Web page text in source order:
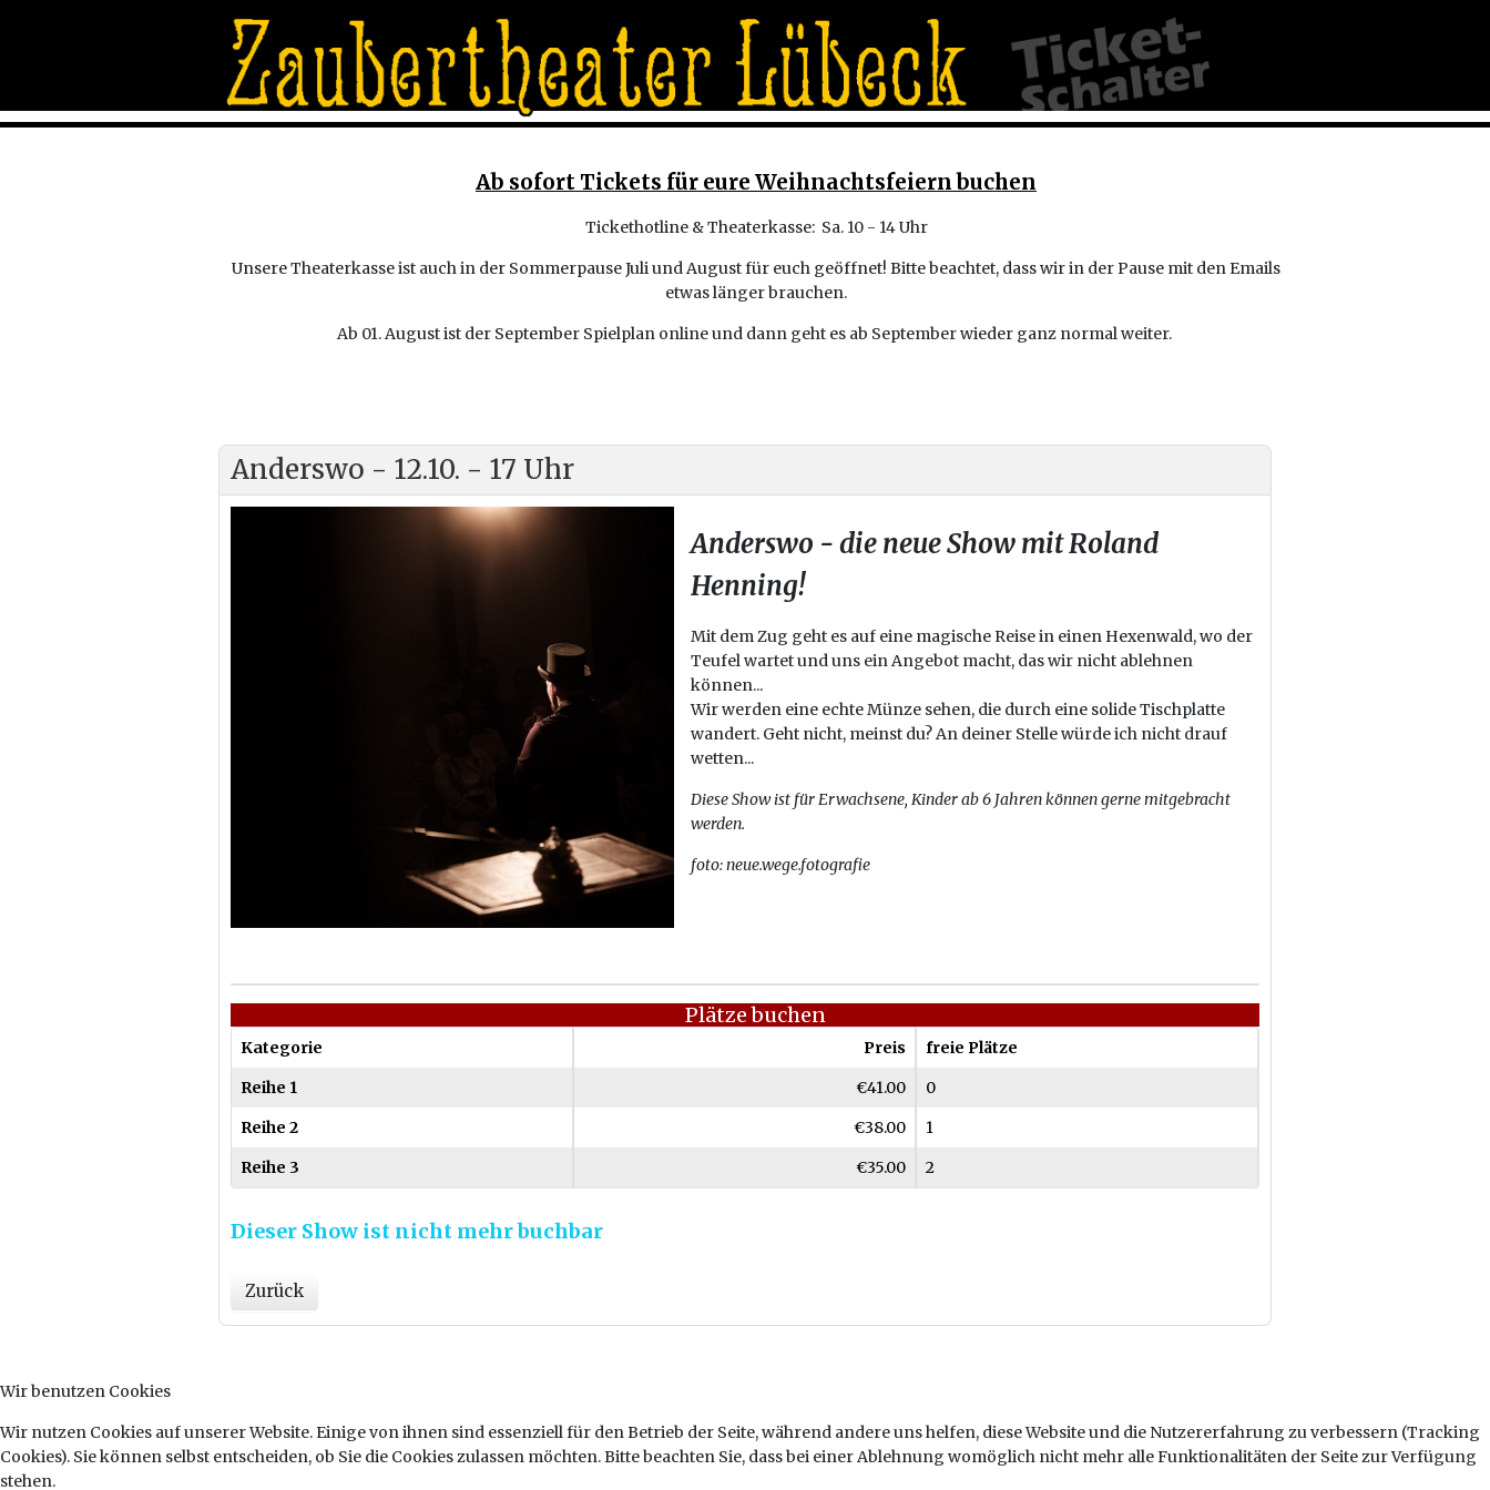
Ab sofort Tickets für eure Weihnachtsfeiern buchen
Tickethotline & Theaterkasse: Sa. 10 - 14 Uhr
Unsere Theaterkasse ist auch in der Sommerpause Juli und August für euch geöffnet! Bitte beachtet, dass wir in der Pause mit den Emails
etwas länger brauchen.
Ab 01. August ist der September Spielplan online und dann geht es ab September wieder ganz normal weiter.
Anderswo - 12.10. - 17 Uhr
Anderswo - die neue Show mit Roland
Henning!
Mit dem Zug geht es auf eine magische Reise in einen Hexenwald, wo der
Teufel wartet und uns ein Angebot macht, das wir nicht ablehnen
können...
Wir werden eine echte Münze sehen, die durch eine solide Tischplatte
wandert. Geht nicht, meinst du? An deiner Stelle würde ich nicht drauf
wetten...
Diese Show ist für Erwachsene, Kinder ab 6 Jahren können gerne mitgebracht
werden.
foto: neue.wege.fotografie
Plätze buchen
Kategorie Preis
freie Plätze
Reihe 1
€41.00
0
Reihe 2
€38.00
1
Reihe 3
€35.00 2
Dieser Show ist nicht mehr buchbar
Zurück
Wir benutzen Cookies
Wir nutzen Cookies auf unserer Website. Einige von ihnen sind essenziell für den Betrieb der Seite, während andere uns helfen, diese Website und die Nutzererfahrung zu verbessern (Tracking
Cookies). Sie können selbst entscheiden, ob Sie die Cookies zulassen möchten. Bitte beachten Sie, dass bei einer Ablehnung womöglich nicht mehr alle Funktionalitäten der Seite zur Verfügung
stehen.